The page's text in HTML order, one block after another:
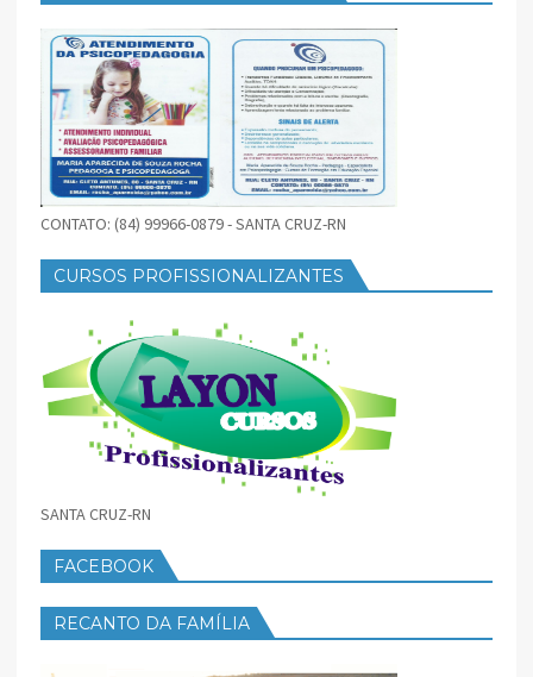
CONTATO: (84) 99966-0879 - SANTA CRUZ-RN
CURSOS PROFISSIONALIZANTES
SANTA CRUZ-RN
FACEBOOK
RECANTO DA FAMÍLIA